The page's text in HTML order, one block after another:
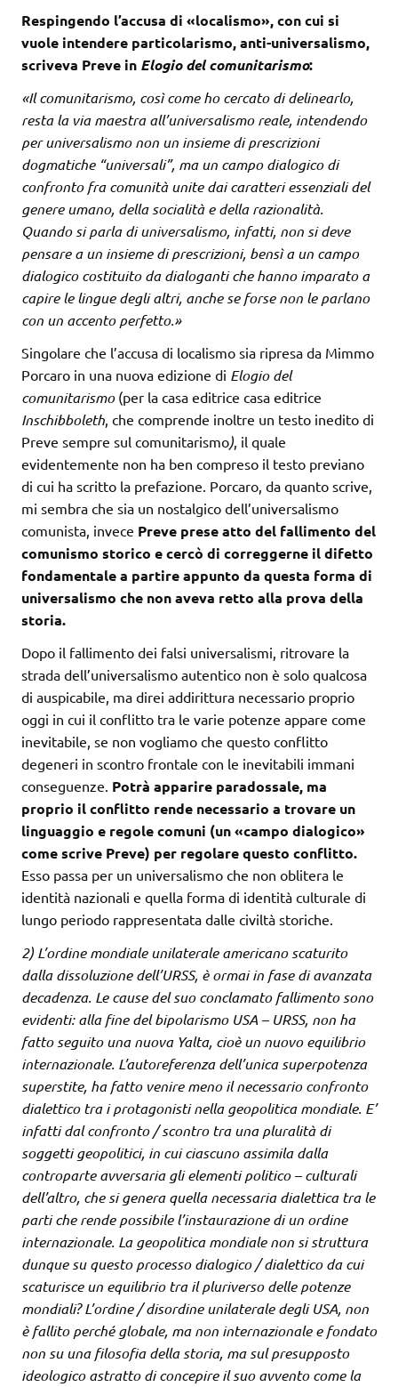
Respingendo l’accusa di «localismo», con cui si
vuole intendere particolarismo, anti-universalismo,
scriveva Preve in Elogio del comunitarismo:
«Il comunitarismo, così come ho cercato di delinearlo,
resta la via maestra all’universalismo reale, intendendo
per universalismo non un insieme di prescrizioni
dogmatiche “universali”, ma un campo dialogico di
confronto fra comunità unite dai caratteri essenziali del
genere umano, della socialità e della razionalità.
Quando si parla di universalismo, infatti, non si deve
pensare a un insieme di prescrizioni, bensì a un campo
dialogico costituito da dialoganti che hanno imparato a
capire le lingue degli altri, anche se forse non le parlano
con un accento perfetto.»
Singolare che l’accusa di localismo sia ripresa da Mimmo
Porcaro in una nuova edizione di Elogio del
comunitarismo (per la casa editrice casa editrice
Inschibboleth, che comprende inoltre un testo inedito di
Preve sempre sul comunitarismo), il quale
evidentemente non ha ben compreso il testo previano
di cui ha scritto la prefazione. Porcaro, da quanto scrive,
mi sembra che sia un nostalgico dell’universalismo
comunista, invece Preve prese atto del fallimento del
comunismo storico e cercò di correggerne il difetto
fondamentale a partire appunto da questa forma di
universalismo che non aveva retto alla prova della
storia.
Dopo il fallimento dei falsi universalismi, ritrovare la
strada dell’universalismo autentico non è solo qualcosa
di auspicabile, ma direi addirittura necessario proprio
oggi in cui il conflitto tra le varie potenze appare come
inevitabile, se non vogliamo che questo conflitto
degeneri in scontro frontale con le inevitabili immani
conseguenze. Potrà apparire paradossale, ma
proprio il conflitto rende necessario a trovare un
linguaggio e regole comuni (un «campo dialogico»
come scrive Preve) per regolare questo conflitto.
Esso passa per un universalismo che non oblitera le
identità nazionali e quella forma di identità culturale di
lungo periodo rappresentata dalle civiltà storiche.
2) L’ordine mondiale unilaterale americano scaturito
dalla dissoluzione dell’URSS, è ormai in fase di avanzata
decadenza. Le cause del suo conclamato fallimento sono
evidenti: alla fine del bipolarismo USA – URSS, non ha
fatto seguito una nuova Yalta, cioè un nuovo equilibrio
internazionale. L’autoreferenza dell’unica superpotenza
superstite, ha fatto venire meno il necessario confronto
dialettico tra i protagonisti nella geopolitica mondiale. E’
infatti dal confronto / scontro tra una pluralità di
soggetti geopolitici, in cui ciascuno assimila dalla
controparte avversaria gli elementi politico – culturali
dell’altro, che si genera quella necessaria dialettica tra le
parti che rende possibile l’instaurazione di un ordine
internazionale. La geopolitica mondiale non si struttura
dunque su questo processo dialogico / dialettico da cui
scaturisce un equilibrio tra il pluriverso delle potenze
mondiali? L’ordine / disordine unilaterale degli USA, non
è fallito perché globale, ma non internazionale e fondato
non su una filosofia della storia, ma sul presupposto
ideologico astratto di concepire il suo avvento come la